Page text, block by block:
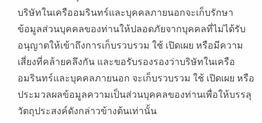
บริษัทในเครืออมรินทร์และบุคคลภายนอกจะเก็บรักษา
ข้อมูลส่วนบุคคลของท่านให้ปลอดภัยจากบุคคลที่ไม่ได้รับ
อนุญาตให้เข้าถึงการเก็บรวบรวม ใช้ เปิดเผย หรือมีความ
เสี่ยงที่คล้ายคลึงกัน และขอรับรองรองว่าบริษัทในเครือ
อมรินทร์และบุคคลภายนอก จะเก็บรวบรวม ใช้ เปิดเผย หรือ
ประมวลผลข้อมูลความเป็นส่วนบุคคลของท่านเพื่อให้บรรลุ
วัตถุประสงค์ดังกล่าวข้างต้นเท่านั้น